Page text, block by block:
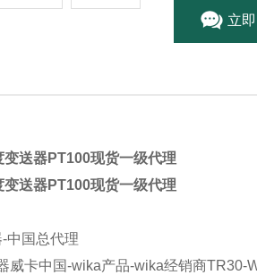
立
送器PT100现货一级代理
送器PT100现货一级代理
中国总代理
威卡中国-wika产品-wika经销商TR30-